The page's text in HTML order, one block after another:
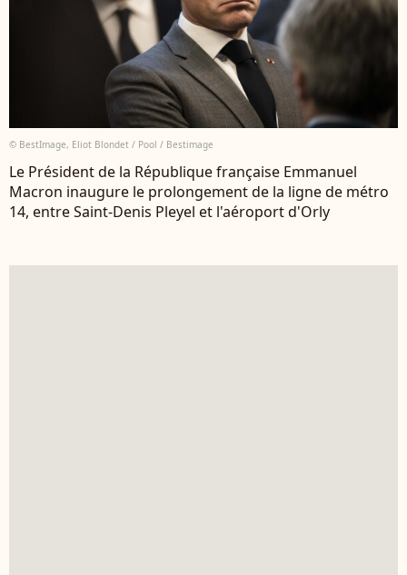
© BestImage, Eliot Blondet / Pool / Bestimage
Le Président de la République française Emmanuel
Macron inaugure le prolongement de la ligne de métro
14, entre Saint-Denis Pleyel et l'aéroport d'Orly